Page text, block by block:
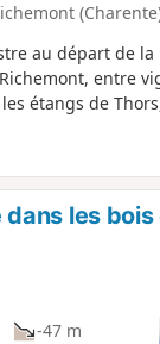
au départ de la
entre
étangs de
le long de
les bois
-47 m